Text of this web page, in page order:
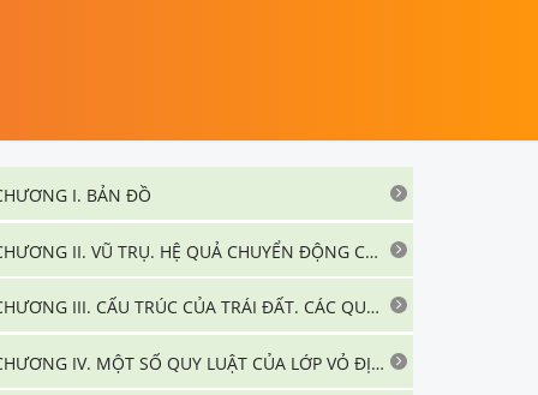
I. BẢN ĐỒ
CHƯƠNG II. VŨ TRỤ. HỆ QUẢ CHUYỂN ĐỘNG CỦA TRÁI ĐẤT
CHƯƠNG III. CẤU TRÚC CỦA TRÁI ĐẤT. CÁC QUYỂN CỦA LỚP VỎ ĐỊA LÍ
CHƯƠNG IV. MỘT SỐ QUY LUẬT CỦA LỚP VỎ ĐỊA LÍ